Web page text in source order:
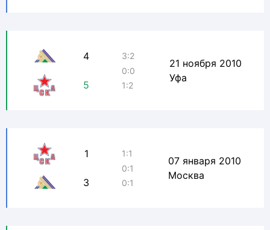
4
5
3:2
0:0
1:2
21 ноября 2010
Уфа
1
3
1:1
0:1
0:1
07 января 2010
Москва